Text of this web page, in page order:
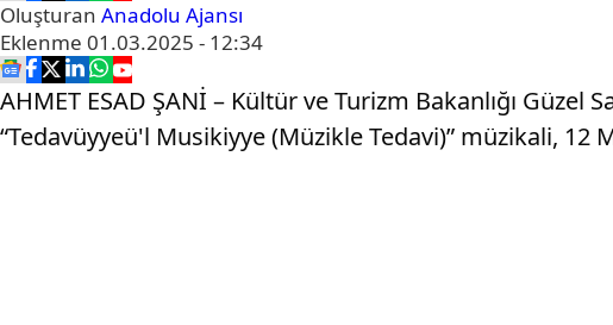
Oluşturan Anadolu Ajansı
Eklenme 01.03.2025 - 12:34
AHMET ESAD ŞANİ – Kültür ve Turizm Bakanlığı
“Tedavüyyeü'l Musikiyye (Müzikle Tedavi)” müzikali,